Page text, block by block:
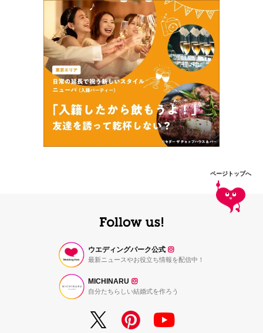
ページトップへ
ウエディングパーク公式
最新ニュースやお役立ち情報を配信中！
MICHINARU
自分たちらしい結婚式を作ろう